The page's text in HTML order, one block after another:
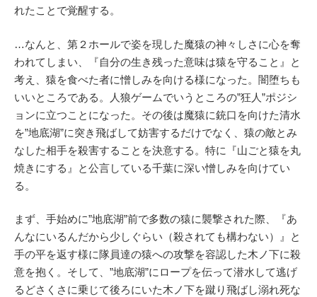
れたことで覚醒する。
…なんと、第２ホールで姿を現した魔猿の神々しさに心を奪
われてしまい、『自分の生き残った意味は猿を守ること』と
考え、猿を食べた者に憎しみを向ける様になった。闇堕ちも
いいところである。人狼ゲームでいうところの”狂人”ポジシ
ョンに立つことになった。その後は魔猿に銃口を向けた清水
を”地底湖”に突き飛ばして妨害するだけでなく、猿の敵とみ
なした相手を殺害することを決意する。特に『山ごと猿を丸
焼きにする』と公言している千葉に深い憎しみを向けてい
る。
まず、手始めに”地底湖”前で多数の猿に襲撃された際、『あ
んなにいるんだから少しぐらい（殺されても構わない）』と
手の平を返す様に隊員達の猿への攻撃を容認した木ノ下に殺
意を抱く。そして、”地底湖”にロープを伝って潜水して逃げ
るどさくさに乗じて後ろにいた木ノ下を蹴り飛ばし溺れ死な